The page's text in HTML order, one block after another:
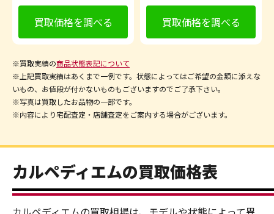
買取価格を調べる 買取価格を調べる
※買取実績の商品状態表記について
※上記買取実績はあくまで一例です。状態によってはご希望の金額に添えな
いもの、お値段が付かないものもございますのでご了承下さい。
※写真は買取したお品物の一部です。
※内容により宅配査定・店舗査定をご案内する場合がございます。
カルペディエムの買取価格表